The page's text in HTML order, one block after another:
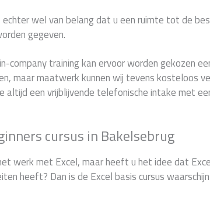
echter wel van belang dat u een ruimte tot de
gegeven.
company training kan ervoor worden gekozen
maar maatwerk kunnen wij tevens kosteloos
altijd een vrijblijvende telefonische intake met
cursus in Bakelsebrug
werk met Excel, maar heeft u het idee dat
heeft? Dan is de Excel basis cursus